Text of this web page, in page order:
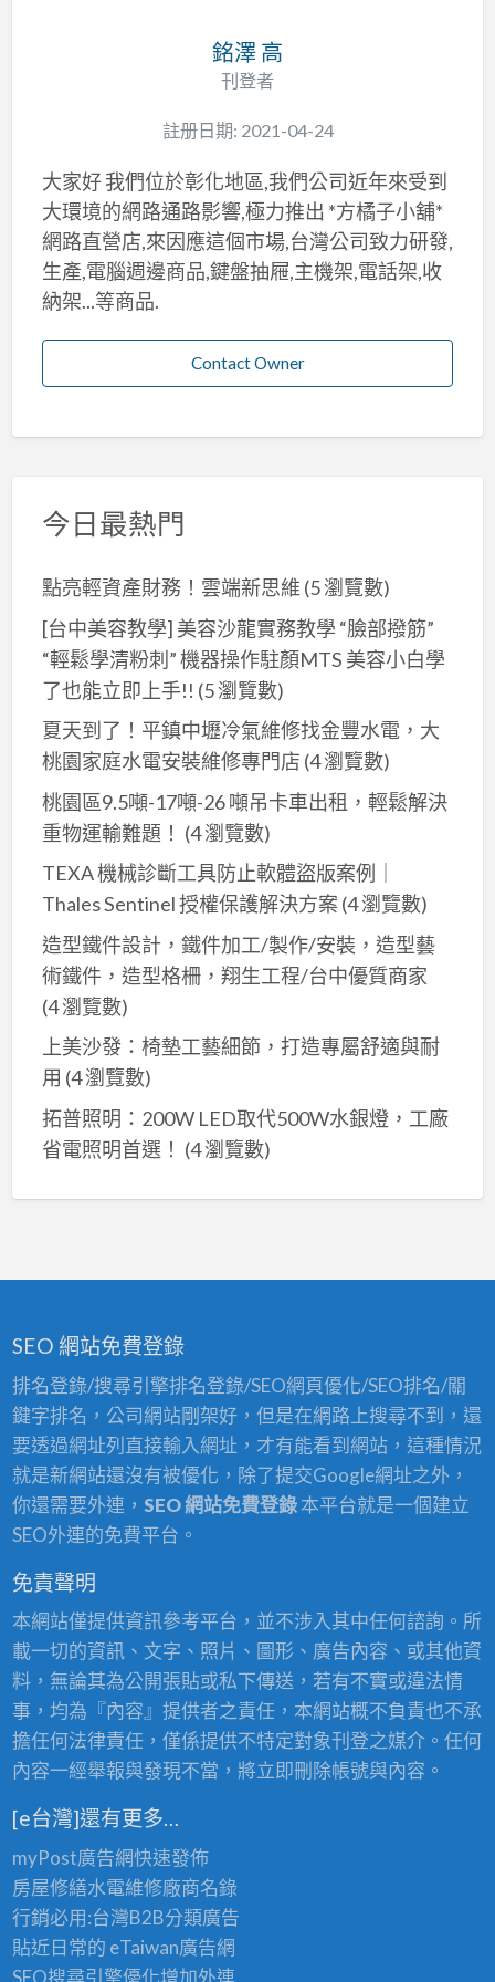
銘澤 高
刊登者
註册日期: 2021-04-24
大家好 我們位於彰化地區,我們公司近年來受到
大環境的網路通路影響,極力推出 *方橘子小舖*
網路直營店,來因應這個市場,台灣公司致力研發,
生產,電腦週邊商品,鍵盤抽屜,主機架,電話架,收
納架...等商品.
Contact Owner
今日最熱門
點亮輕資產財務！雲端新思維(5 瀏覽數)
[台中美容教學] 美容沙龍實務教學 “臉部撥筋”
“輕鬆學清粉刺” 機器操作駐顏MTS 美容小白學
了也能立即上手!! (5 瀏覽數)
夏天到了！平鎮中壢冷氣維修找金豐水電，大
桃園家庭水電安裝維修專門店 (4 瀏覽數)
桃園區9.5噸-17噸-26 噸吊卡車出租，輕鬆解決
重物運輸難題！ (4 瀏覽數)
TEXA 機械診斷工具防止軟體盜版案例｜
Thales Sentinel 授權保護解決方案 (4 瀏覽數)
造型鐵件設計，鐵件加工/製作/安裝，造型藝
術鐵件，造型格柵，翔生工程/台中優質商家
(4 瀏覽數)
上美沙發：椅墊工藝細節，打造專屬舒適與耐
用 (4 瀏覽數)
拓普照明：200W LED取代500W水銀燈，工廠
省電照明首選！ (4 瀏覽數)
SEO 網站免費登錄
排名登錄/搜尋引擎排名登錄/SEO網頁優化/SEO排名/關
鍵字排名，公司網站剛架好，但是在網路上搜尋不到，還
要透過網址列直接輸入網址，才有能看到網站，這種情況
就是新網站還沒有被優化，除了提交Google網址之外，
你還需要外連， SEO 網站免費登錄本平台就是一個建立
SEO外連的免費平台。
免責聲明
本網站僅提供資訊參考平台，並不涉入其中任何諮詢。所
載一切的資訊、文字、照片、圖形、廣告內容、或其他資
料，無論其為公開張貼或私下傳送，若有不實或違法情
事，均為『內容』提供者之責任，本網站概不負責也不承
擔任何法律責任，僅係提供不特定對象刊登之媒介。任何
內容一經舉報與發現不當，將立即刪除帳號與內容。
[e台灣]還有更多…
myPost廣告網快速發佈
房屋修繕水電維修廠商名錄
行銷必用:台灣B2B分類廣告
貼近日常的 eTaiwan廣告網
SEO搜尋引擎優化增加外連